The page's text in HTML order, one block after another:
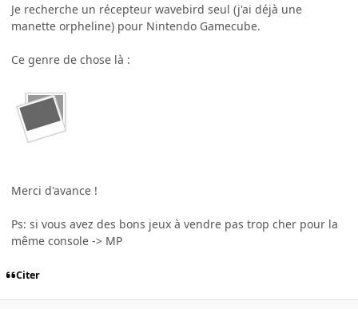
Je recherche un récepteur wavebird seul (j'ai déjà une
manette orpheline) pour Nintendo Gamecube.
Ce genre de chose là :
Merci d'avance !
Ps: si vous avez des bons jeux à vendre pas trop cher pour la
même console -> MP
Citer